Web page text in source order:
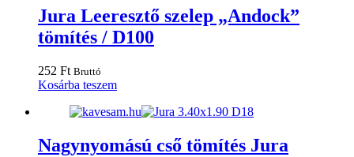
Jura Leeresztő szelep „Andock”
tömítés / D100
252 Ft Bruttó
Kosárba teszem
Nagynyomású cső tömítés Jura